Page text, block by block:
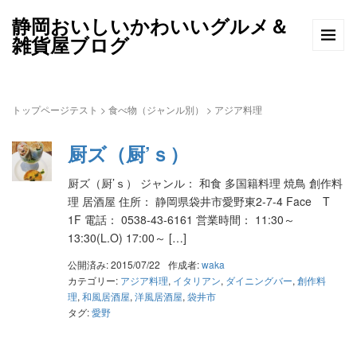
静岡おいしいかわいいグルメ＆
雑貨屋ブログ
トップページテスト > 食べ物（ジャンル別） > アジア料理
厨ズ（厨’ｓ）
厨ズ（厨’ｓ） ジャンル： 和食 多国籍料理 焼鳥 創作料
理 居酒屋 住所： 静岡県袋井市愛野東2-7-4 Face T
1F 電話： 0538-43-6161 営業時間： 11:30～
13:30(L.O) 17:00～ […]
公開済み: 2015/07/22 作成者:waka
カテゴリー: アジア料理, イタリアン, ダイニングバー, 創作料
理, 和風居酒屋, 洋風居酒屋, 袋井市
タグ:愛野